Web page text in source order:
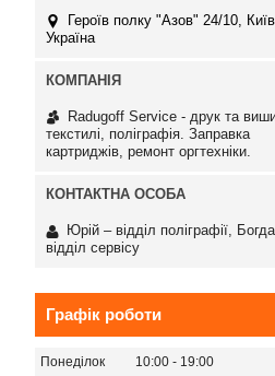
Героїв полку "Азов" 24/10,
Україна
Radugoff Service - друк та
текстилі, поліграфія. Заправка
картриджів, ремонт оргтехніки.
Юрій – відділ поліграфії,
відділ сервісу
Графік роботи
Понеділок 10:00
19:00